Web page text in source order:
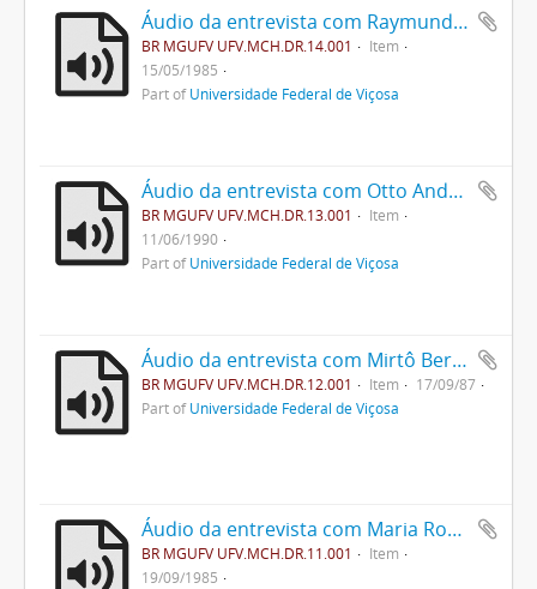
Áudio da entrevista com Raymundo Lopes de Faria
BR MGUFV UFV.MCH.DR.14.001
Item
15/05/1985
Part ofUniversidade Federal de Viçosa
Áudio da entrevista com Otto Andersen e Felícitas Andersen
BR MGUFV UFV.MCH.DR.13.001
Item
11/06/1990
Part ofUniversidade Federal de Viçosa
Áudio da entrevista com Mirtô Bernardes Ferreira
BR MGUFV UFV.MCH.DR.12.001 Item
17/09/87
Part ofUniversidade Federal de Viçosa
Áudio da entrevista com Maria Rosa de Lima
BR MGUFV UFV.MCH.DR.11.001
Item
19/09/1985